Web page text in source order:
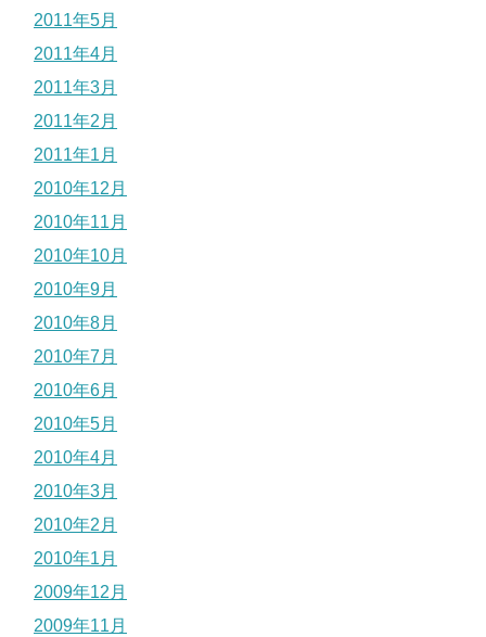
2011年5月
2011年4月
2011年3月
2011年2月
2011年1月
2010年12月
2010年11月
2010年10月
2010年9月
2010年8月
2010年7月
2010年6月
2010年5月
2010年4月
2010年3月
2010年2月
2010年1月
2009年12月
2009年11月